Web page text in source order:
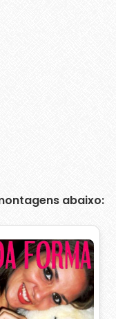
abaixo: